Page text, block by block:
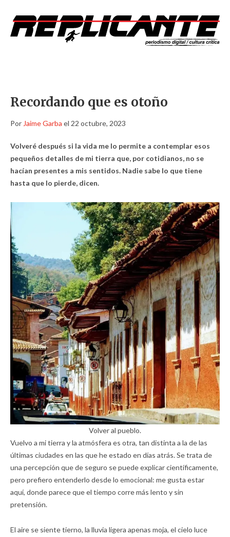
Recordando que es otoño
Por Jaime Garba el 22 octubre, 2023
Volveré después si la vida me lo permite a contemplar esos
pequeños detalles de mi tierra que, por cotidianos, no se
hacían presentes a mis sentidos. Nadie sabe lo que tiene
hasta que lo pierde, dicen.
Volver al pueblo.
Vuelvo a mi tierra y la atmósfera es otra, tan distinta a la de las
últimas ciudades en las que he estado en días atrás. Se trata de
una percepción que de seguro se puede explicar científicamente,
pero prefiero entenderlo desde lo emocional: me gusta estar
aquí, donde parece que el tiempo corre más lento y sin
pretensión.
El aire se siente tierno, la lluvia ligera apenas moja, el cielo luce